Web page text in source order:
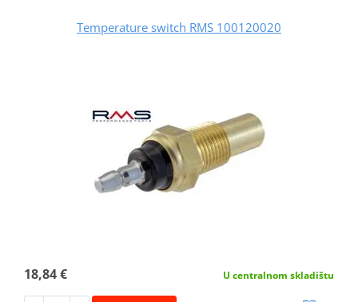
Temperature switch RMS 100120020
18,84 € U centralnom skladištu